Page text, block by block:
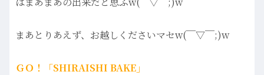
まあとりあえず、お越しくださいマセw(￣▽￣;)w
ＧＯ！「SHIRAISHI BAKE」